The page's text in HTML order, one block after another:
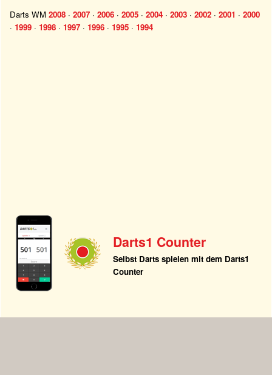
Darts WM 2008 · 2007 · 2006 · 2005 · 2004 · 2003 · 2002 · 2001 · 2000
· 1999 · 1998 · 1997 · 1996 · 1995 · 1994
Darts1 Counter
Selbst Darts spielen mit dem Darts1
Counter